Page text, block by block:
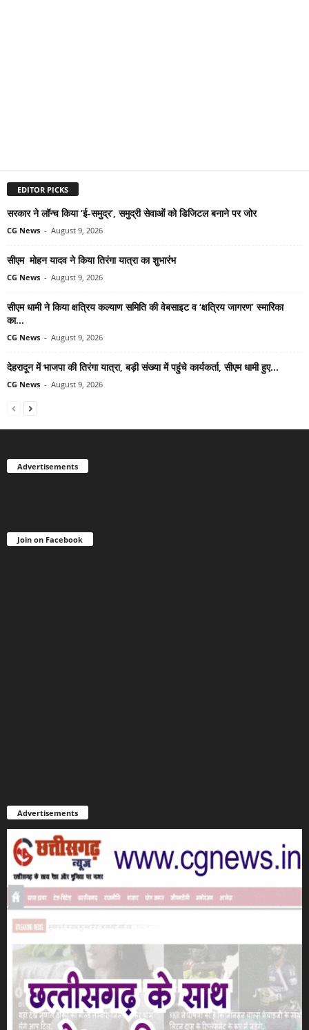
EDITOR PICKS
सरकार ने लॉन्च किया ‘ई-समुद्र’, समुद्री सेवाओं को डिजिटल बनाने पर जोर
CG News - August 9, 2026
सीएम मोहन यादव ने किया तिरंगा यात्रा का शुभारंभ
CG News - August 9, 2026
सीएम धामी ने किया क्षत्रिय कल्याण समिति की वेबसाइट व ‘क्षत्रिय जागरण’ स्मारिका
का...
CG News - August 9, 2026
देहरादून में भाजपा की तिरंगा यात्रा, बड़ी संख्या में पहुंचे कार्यकर्ता, सीएम धामी हुए...
CG News - August 9, 2026
Advertisements
Join on Facebook
Advertisements